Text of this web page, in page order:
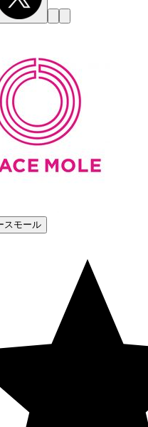
スモール